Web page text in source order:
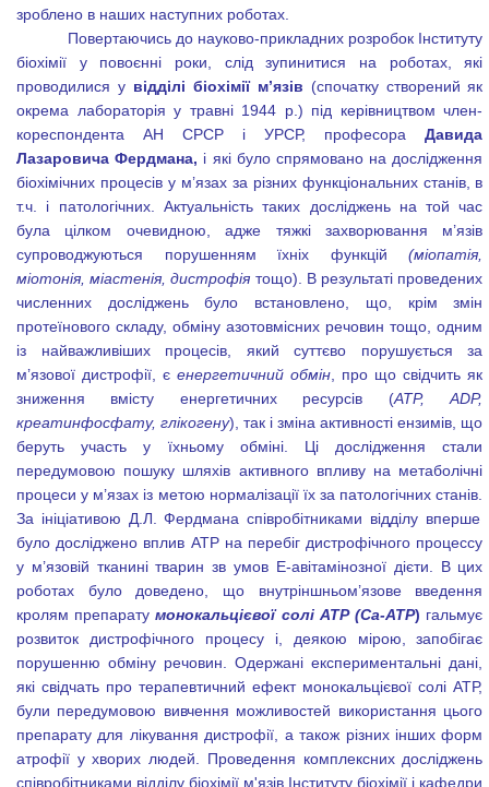
зроблено в наших наступних роботах.
Повертаючись до науково-прикладних розробок Інституту
біохімії у повоєнні роки, слід зупинитися на роботах, які
проводилися у відділі біохімії м’язів (спочатку створений як
окрема лабораторія у травні 1944 р.) під керівництвом член-
кореспондента АН СРСР і УРСР, професораДавида
Лазаровича Фердмана, і які було спрямовано на дослідження
біохімічних процесів у м’язах за різних функціональних станів, в
т.ч. і патологічних. Актуальність таких досліджень на той час
була цілком очевидною, адже тяжкі захворювання м’язів
супроводжуються порушенням їхніх функцій(міопатія,
міотонія, міастенія, дистрофія тощо). В результаті проведених
численних досліджень було встановлено, що, крім змін
протеїнового складу, обміну азотовмісних речовин тощо, одним
із найважливіших процесів, який суттєво порушується за
м’язової дистрофії, єенергетичний обмін, про що свідчить як
зниження вмісту енергетичних ресурсів (АТР, АDР,
креатинфосфату, глікогену), так і зміна активності ензимів, що
беруть участь у їхньому обміні. Ці дослідження стали
передумовою пошуку шляхів активного впливу на метаболічні
процеси у м’язах із метою нормалізації їх за патологічних станів.
За ініціативою Д.Л. Фердмана співробітниками відділу вперше
було досліджено вплив АТР на перебіг дистрофічного процессу
у м’язовій тканині тварин зв умов Е-авітамінозної дієти. В цих
роботах було доведено, що внутріншньом’язове введення
кролям препаратумонокальцієвої солі АТР (Са-АТР) гальмує
розвиток дистрофічного процесу і, деякою мірою, запобігає
порушенню обміну речовин. Одержані експериментальні дані,
які свідчать про терапевтичний ефект монокальцієвої солі АТР,
були передумовою вивчення можливостей використання цього
препарату для лікування дистрофії, а також різних інших форм
атрофії у хворих людей. Проведення комплексних досліджень
співробітниками відділу біохімії м'язів Інституту біохімії і кафедри